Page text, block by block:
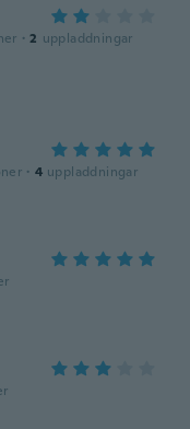
· 2 uppladdningar
· 4 uppladdningar